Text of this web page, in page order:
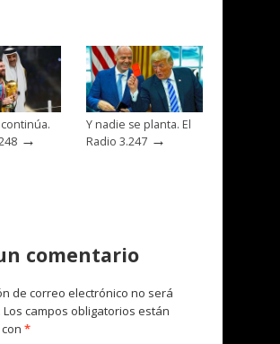
→
Y nadie se planta. El
Radio 3.247 →
comentario
de correo electrónico no será
Los campos obligatorios están
*